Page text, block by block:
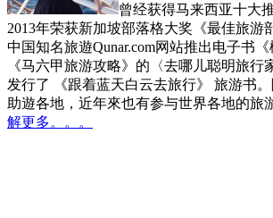
曾经获得马来西亚十大
2013年荣获新加坡部落格大奖《最佳旅游
中国知名旅遊Qunar.com网站推出电子书
《马六甲旅游攻略》的〈去哪儿聪明旅行
发行了 《跟着蓝天白云去旅行》 旅游书
助遊各地，近年來也有参与世界各地的旅
解更多。。。